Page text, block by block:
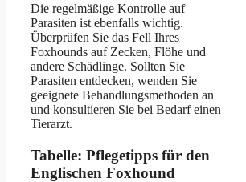
Die regelmäßige Kontrolle auf
Parasiten ist ebenfalls wichtig.
Überprüfen Sie das Fell Ihres
Foxhounds auf Zecken, Flöhe und
andere Schädlinge. Sollten Sie
Parasiten entdecken, wenden Sie
geeignete Behandlungsmethoden an
und konsultieren Sie bei Bedarf einen
Tierarzt.
Tabelle: Pflegetipps für den
Englischen Foxhound